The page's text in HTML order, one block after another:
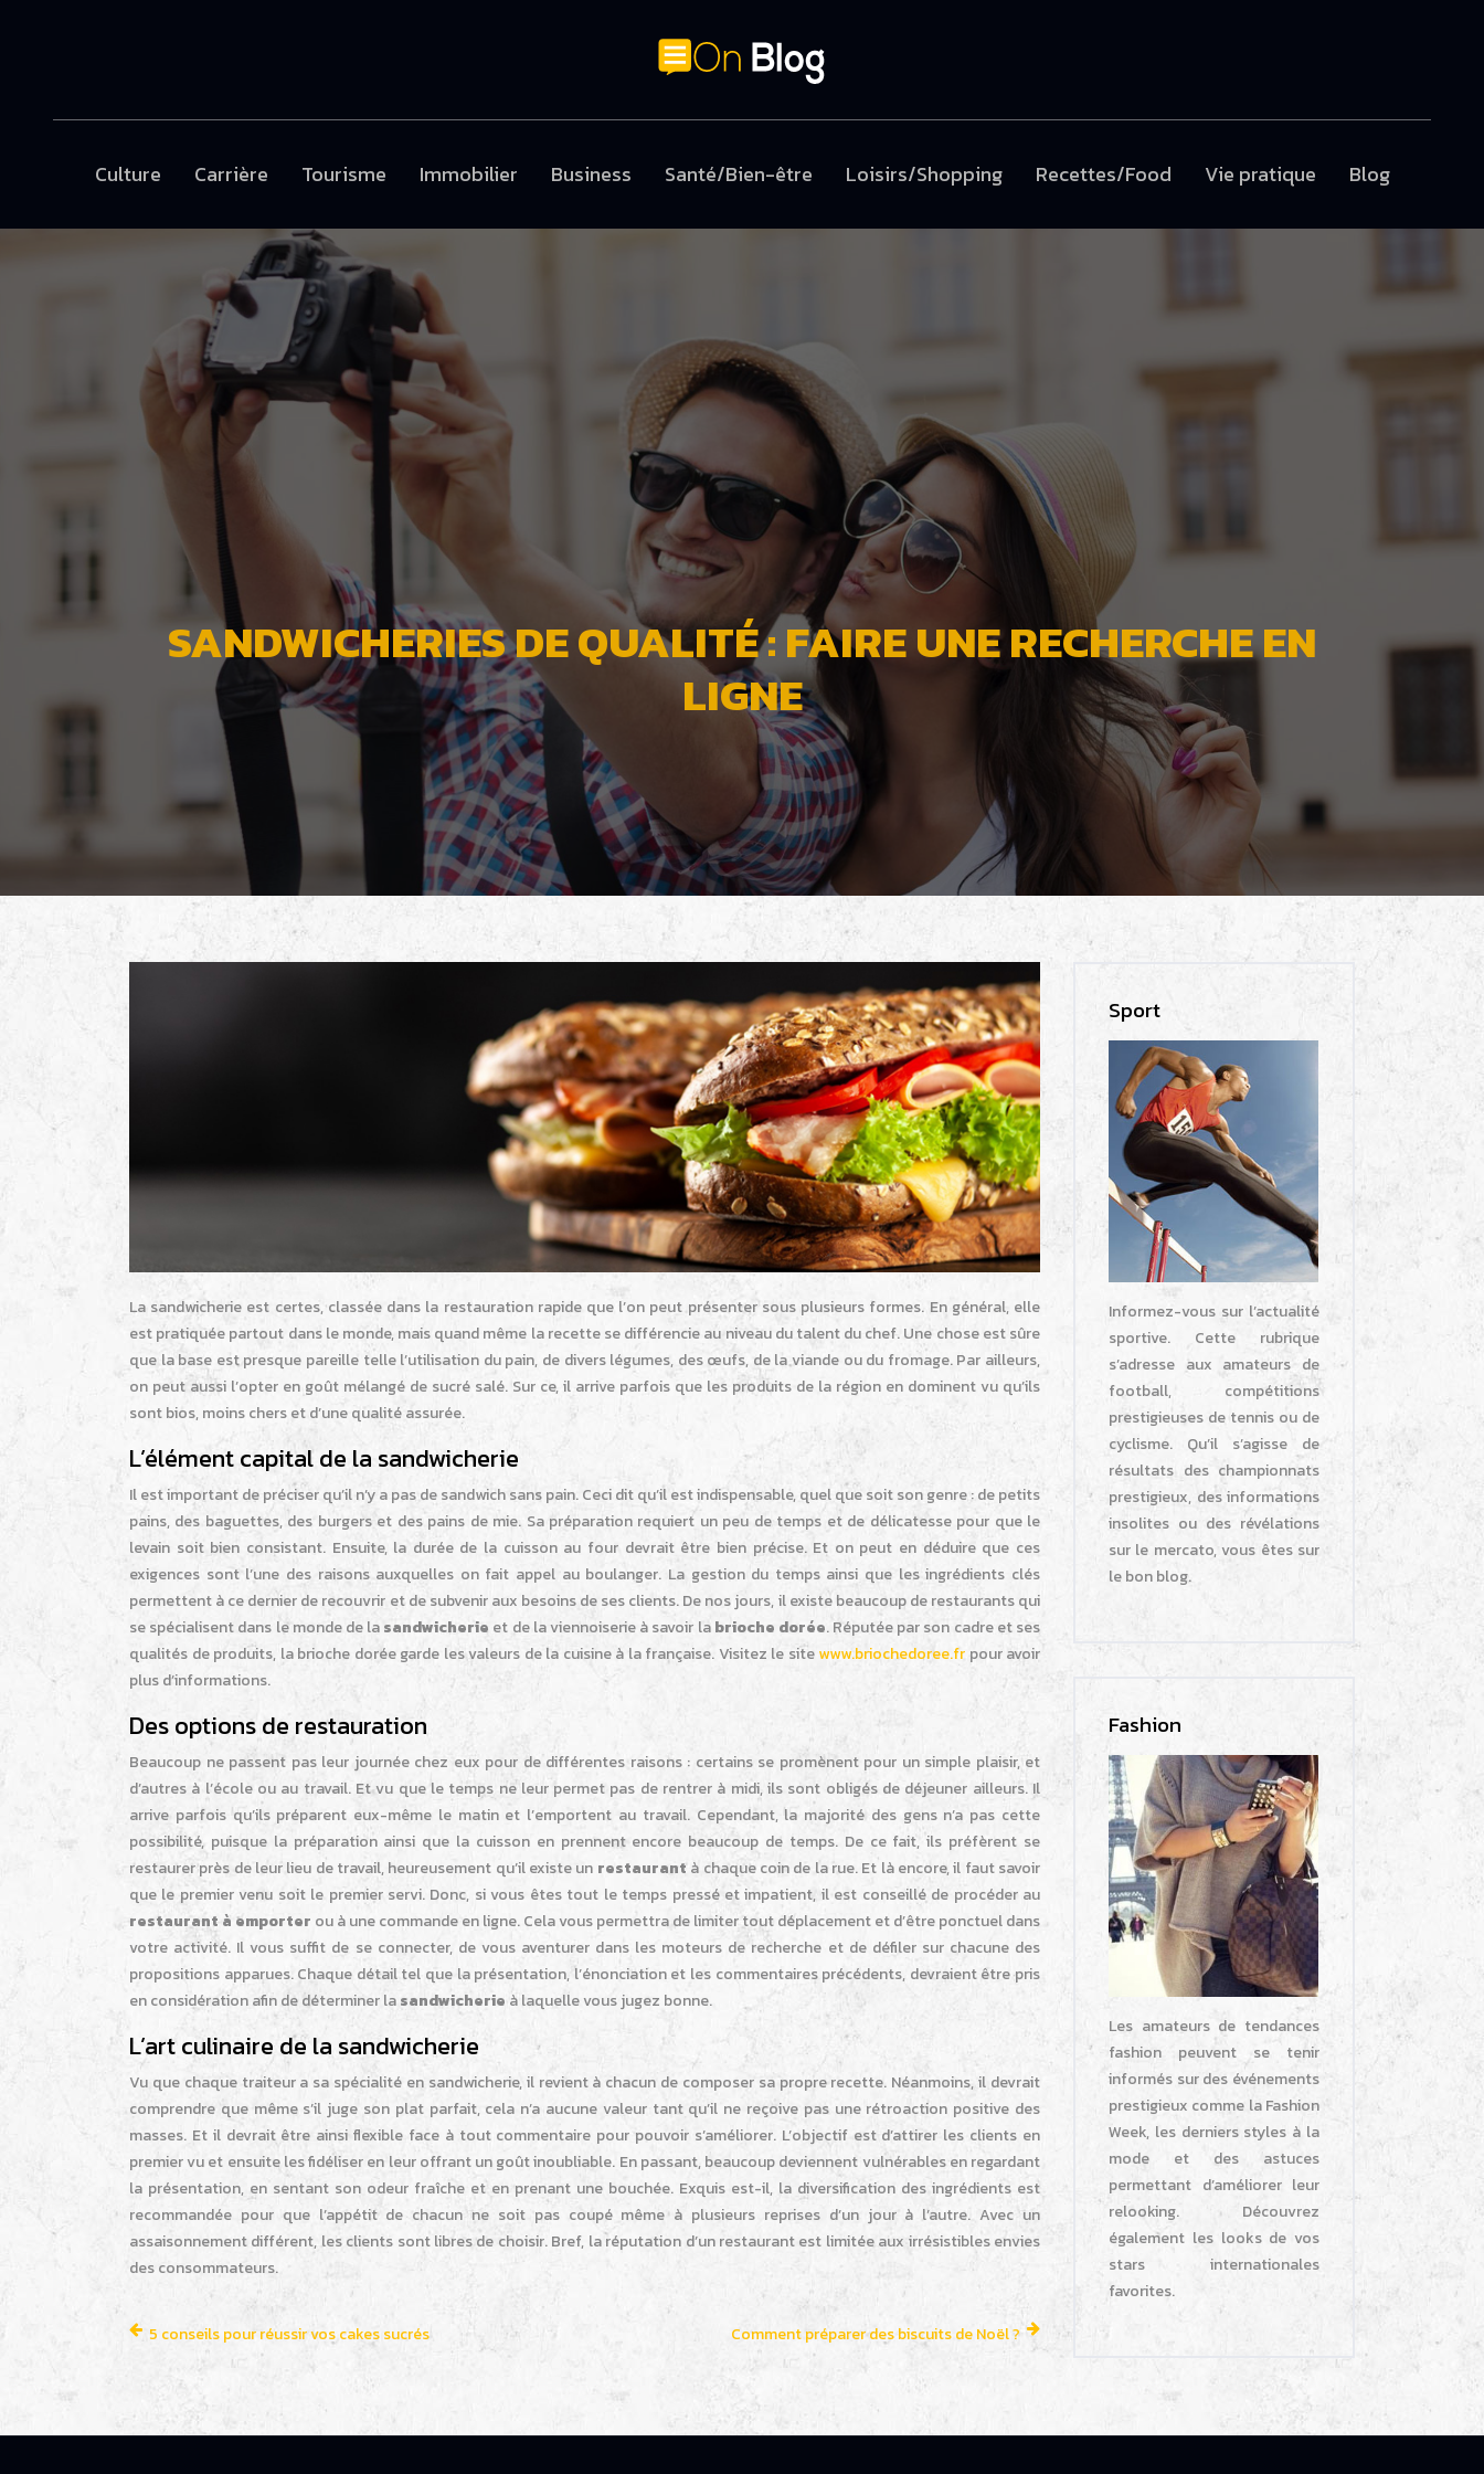
Culture Carrière Tourisme Immobilier Business Santé/Bien-être Loisirs/Shopping Recettes/Food Vie pratique Blog
SANDWICHERIES DE QUALITÉ : FAIRE UNE RECHERCHE EN
LIGNE
La sandwicherie est certes, classée dans la restauration rapide que l’on peut présenter sous plusieurs formes. En général, elle
est pratiquée partout dans le monde, mais quand même la recette se différencie au niveau du talent du chef. Une chose est sûre
que la base est presque pareille telle l’utilisation du pain, de divers légumes, des œufs, de la viande ou du fromage. Par ailleurs,
on peut aussi l’opter en goût mélangé de sucré salé. Sur ce, il arrive parfois que les produits de la région en dominent vu qu’ils
sont bios, moins chers et d’une qualité assurée.
L’élément capital de la sandwicherie
Il est important de préciser qu’il n’y a pas de sandwich sans pain. Ceci dit qu’il est indispensable, quel que soit son genre : de petits
pains, des baguettes, des burgers et des pains de mie. Sa préparation requiert un peu de temps et de délicatesse pour que le
levain soit bien consistant. Ensuite, la durée de la cuisson au four devrait être bien précise. Et on peut en déduire que ces
exigences sont l’une des raisons auxquelles on fait appel au boulanger. La gestion du temps ainsi que les ingrédients clés
permettent à ce dernier de recouvrir et de subvenir aux besoins de ses clients. De nos jours, il existe beaucoup de restaurants qui
se spécialisent dans le monde de lasandwicherie et de la viennoiserie à savoir labrioche dorée. Réputée par son cadre et ses
qualités de produits, la brioche dorée garde les valeurs de la cuisine à la française. Visitez le sitewww.briochedoree.fr pour avoir
plus d’informations.
Des options de restauration
Beaucoup ne passent pas leur journée chez eux pour de différentes raisons : certains se promènent pour un simple plaisir, et
d’autres à l’école ou au travail. Et vu que le temps ne leur permet pas de rentrer à midi, ils sont obligés de déjeuner ailleurs. Il
arrive parfois qu’ils préparent eux-même le matin et l’emportent au travail. Cependant, la majorité des gens n’a pas cette
possibilité, puisque la préparation ainsi que la cuisson en prennent encore beaucoup de temps. De ce fait, ils préfèrent se
restaurer près de leur lieu de travail, heureusement qu’il existe un restaurantà chaque coin de la rue. Et là encore, il faut savoir
que le premier venu soit le premier servi. Donc, si vous êtes tout le temps pressé et impatient, il est conseillé de procéder au
restaurant à emporter ou à une commande en ligne. Cela vous permettra de limiter tout déplacement et d’être ponctuel dans
votre activité. Il vous suffit de se connecter, de vous aventurer dans les moteurs de recherche et de défiler sur chacune des
propositions apparues. Chaque détail tel que la présentation, l’énonciation et les commentaires précédents, devraient être pris
en considération afin de déterminer lasandwicherie à laquelle vous jugez bonne.
L’art culinaire de la sandwicherie
Vu que chaque traiteur a sa spécialité en sandwicherie, il revient à chacun de composer sa propre recette. Néanmoins, il devrait
comprendre que même s’il juge son plat parfait, cela n’a aucune valeur tant qu’il ne reçoive pas une rétroaction positive des
masses. Et il devrait être ainsi flexible face à tout commentaire pour pouvoir s’améliorer. L’objectif est d’attirer les clients en
premier vu et ensuite les fidéliser en leur offrant un goût inoubliable. En passant, beaucoup deviennent vulnérables en regardant
la présentation, en sentant son odeur fraîche et en prenant une bouchée. Exquis est-il, la diversification des ingrédients est
recommandée pour que l’appétit de chacun ne soit pas coupé même à plusieurs reprises d’un jour à l’autre. Avec un
assaisonnement différent, les clients sont libres de choisir. Bref, la réputation d’un restaurant est limitée aux irrésistibles envies
des consommateurs.
5 conseils pour réussir vos cakes sucrés Comment préparer des biscuits de Noël ?
Sport
Informez-vous sur l’actualité
sportive. Cette rubrique
s’adresse aux amateurs de
football, compétitions
prestigieuses de tennis ou de
cyclisme. Qu’il s’agisse de
résultats des championnats
prestigieux, des informations
insolites ou des révélations
sur le mercato, vous êtes sur
le bon blog.
Fashion
Les amateurs de tendances
fashion peuvent se tenir
informés sur des événements
prestigieux comme la Fashion
Week, les derniers styles à la
mode et des astuces
permettant d’améliorer leur
relooking. Découvrez
également les looks de vos
stars internationales
favorites.